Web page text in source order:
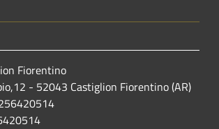
Fiorentino
- 52043 Castiglion Fiorentino (AR)